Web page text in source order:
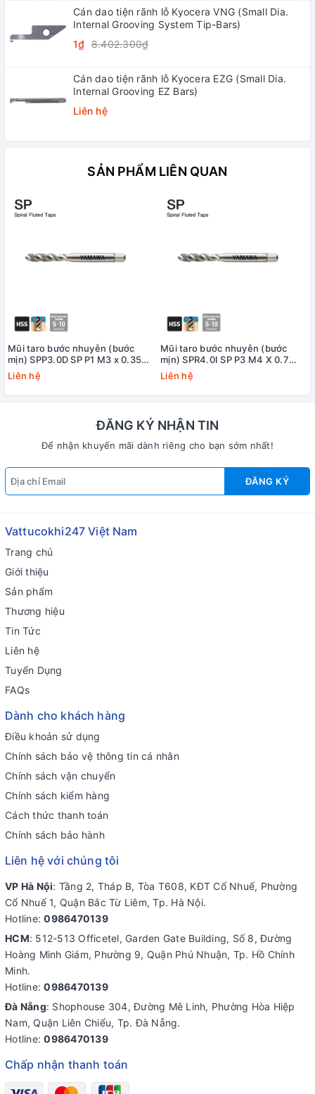
Cán dao tiện rãnh lỗ Kyocera VNG (Small Dia.
Internal Grooving System Tip-Bars)
1₫ 8.402.300₫
Cán dao tiện rãnh lỗ Kyocera EZG (Small Dia.
Internal Grooving EZ Bars)
Liên hệ
SẢN PHẨM LIÊN QUAN
Mũi taro bước nhuyễn (bước
mịn) SPP3.0D SP P1 M3 x 0.35
Yamawa
Liên hệ
Mũi taro bước nhuyễn (bước
mịn) SPR4.0I SP P3 M4 X 0.7
+20 Yamawa (dung sai lớn)
Liên hệ
ĐĂNG KÝ NHẬN TIN
Để nhận khuyến mãi dành riêng cho bạn sớm nhất!
ĐĂNG KÝ
Vattucokhi247 Việt Nam
Trang chủ
Giới thiệu
Sản phẩm
Thương hiệu
Tin Tức
Liên hệ
Tuyển Dụng
FAQs
Dành cho khách hàng
Điều khoản sử dụng
Chính sách bảo vệ thông tin cá nhân
Chính sách vận chuyển
Chính sách kiểm hàng
Cách thức thanh toán
Chính sách bảo hành
Liên hệ với chúng tôi
VP Hà Nội: Tầng 2, Tháp B, Tòa T608, KĐT Cổ Nhuế, Phường
Cổ Nhuế 1, Quận Bắc Từ Liêm, Tp. Hà Nội.
Hotline:0986470139
HCM: 512-513 Officetel, Garden Gate Building, Số 8, Đường
Hoàng Minh Giám, Phường 9, Quận Phú Nhuận, Tp. Hồ Chính
Minh.
Hotline:0986470139
Đà Nẵng: Shophouse 304, Đường Mê Linh, Phường Hòa Hiệp
Nam, Quận Liên Chiểu, Tp. Đà Nẵng.
Hotline:0986470139
Chấp nhận thanh toán